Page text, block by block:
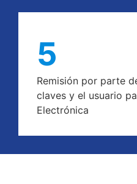
5
Remisión por parte
claves y el usuario
Electrónica